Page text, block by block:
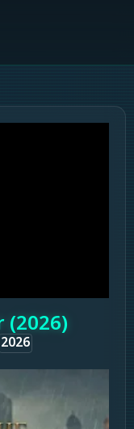
(2026)
2026